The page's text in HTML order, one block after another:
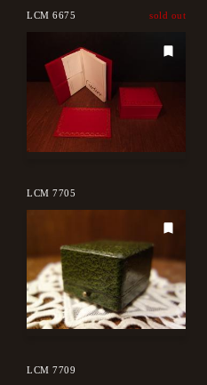
LCM 6675 sold out
LCM 7705
LCM 7709